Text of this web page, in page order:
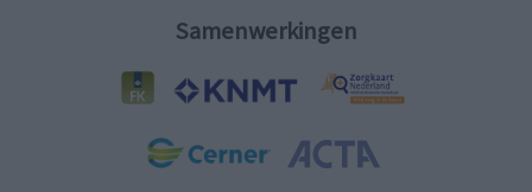
Samenwerkingen